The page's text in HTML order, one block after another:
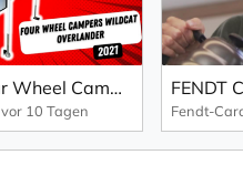
Gebrauchte Four Wheel Campers Wildcat Overlander Wohnkabine - 2021
vor 10 Tagen